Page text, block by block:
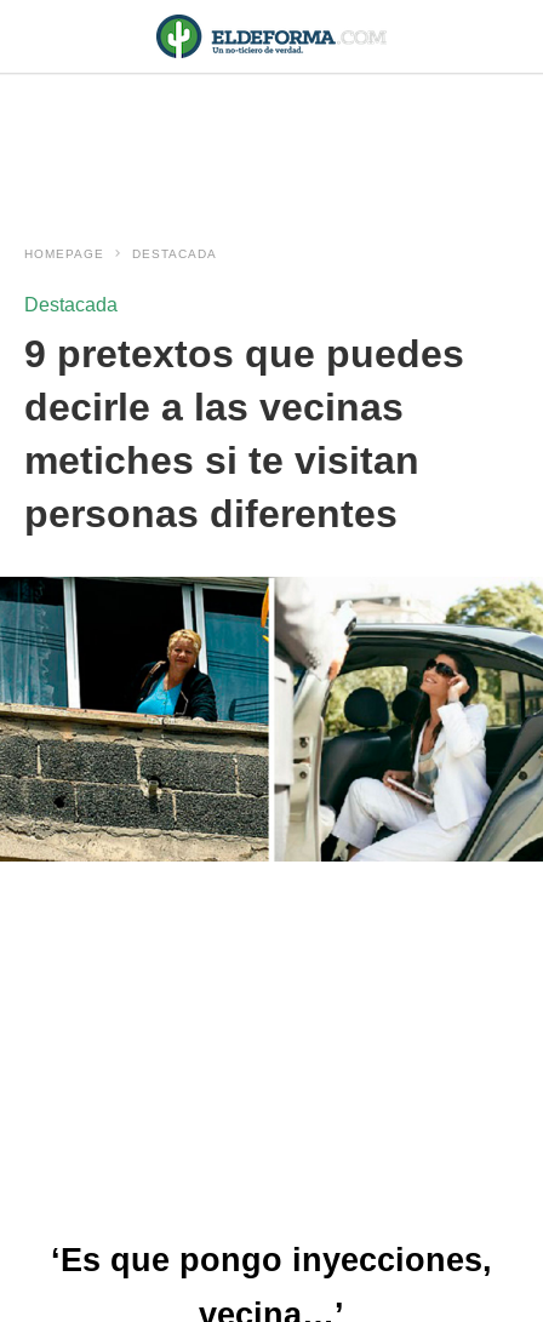
HOMEPAGE DESTACADA
Destacada
9 pretextos que puedes
decirle a las vecinas
metiches si te visitan
personas diferentes
‘Es que pongo inyecciones,